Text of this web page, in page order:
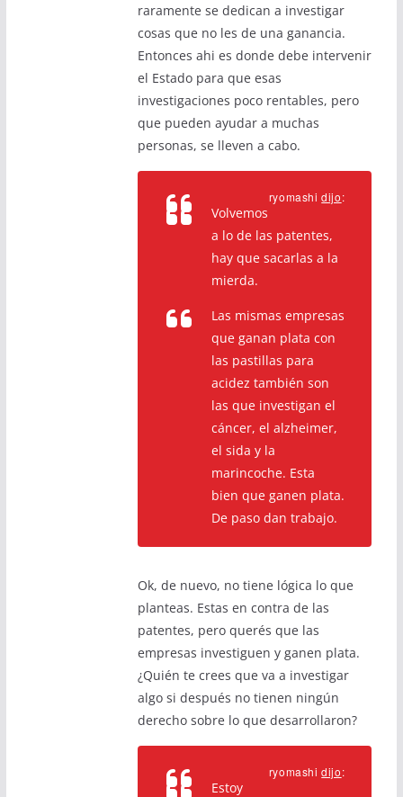
raramente se dedican a investigar
cosas que no les de una ganancia.
Entonces ahi es donde debe intervenir
el Estado para que esas
investigaciones poco rentables, pero
que pueden ayudar a muchas
personas, se lleven a cabo.
ryomashidijo:
Volvemos
a lo de las patentes,
hay que sacarlas a la
mierda.
Las mismas empresas
que ganan plata con
las pastillas para
acidez también son
las que investigan el
cáncer, el alzheimer,
el sida y la
marincoche. Esta
bien que ganen plata.
De paso dan trabajo.
Ok, de nuevo, no tiene lógica lo que
planteas. Estas en contra de las
patentes, pero querés que las
empresas investiguen y ganen plata.
¿Quién te crees que va a investigar
algo si después no tienen ningún
derecho sobre lo que desarrollaron?
ryomashidijo:
Estoy